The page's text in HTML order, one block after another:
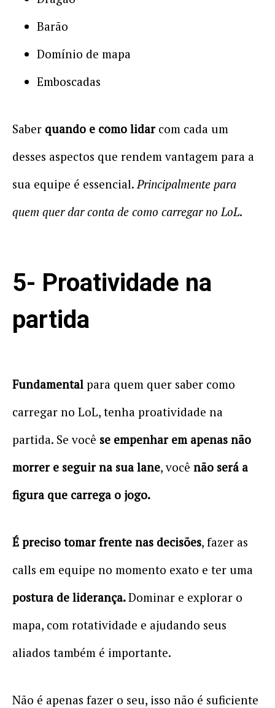
Barão
Domínio de mapa
Emboscadas
Saber quando e como lidar com cada um
desses aspectos que rendem vantagem para a
sua equipe é essencial. Principalmente para
quem quer dar conta de como carregar no LoL.
5- Proatividade na
partida
Fundamental para quem quer saber como
carregar no LoL, tenha proatividade na
partida. Se você se empenhar em apenas não
morrer e seguir na sua lane, você não será a
figura que carrega o jogo.
É preciso tomar frente nas decisões, fazer as
calls em equipe no momento exato e ter uma
postura de liderança.Dominar e explorar o
mapa, com rotatividade e ajudando seus
aliados também é importante.
Não é apenas fazer o seu, isso não é suficiente